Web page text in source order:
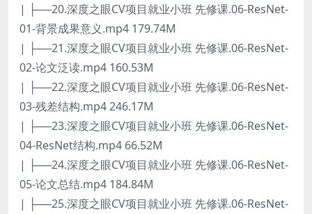
| ├──20.深度之眼CV项目就业小班 先修课.06-ResNet-
01-背景成果意义.mp4 179.74M
| ├──21.深度之眼CV项目就业小班 先修课.06-ResNet-
02-论文泛读.mp4 160.53M
| ├──22.深度之眼CV项目就业小班 先修课.06-ResNet-
03-残差结构.mp4 246.17M
| ├──23.深度之眼CV项目就业小班 先修课.06-ResNet-
04-ResNet结构.mp4 66.52M
| ├──24.深度之眼CV项目就业小班 先修课.06-ResNet-
05-论文总结.mp4 184.84M
| ├──25.深度之眼CV项目就业小班 先修课.06-ResNet-